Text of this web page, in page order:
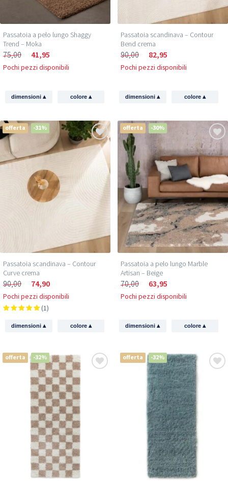
Passatoia a pelo lungo Shaggy
Trend – Moka
75,00 41,95
Pochi pezzi disponibili
dimensioni▴ colore ▴
Passatoia scandinava – Contour
Bend crema
90,00 82,95
Pochi pezzi disponibili
dimensioni▴ colore ▴
offerta -31%
Passatoia scandinava – Contour
Curve crema
90,00 74,90
Pochi pezzi disponibili
(1)
dimensioni▴ colore ▴
offerta -30%
Passatoia a pelo lungo Marble
Artisan – Beige
70,00 63,95
Pochi pezzi disponibili
dimensioni▴ colore ▴
offerta -32% offerta -32%